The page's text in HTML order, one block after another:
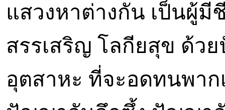
แสวงหาต่างกัน เป็นผู้มี
สรรเสริญ โลกียสุข ด้ว
อุตสาหะ ที่จะอดทนพาก